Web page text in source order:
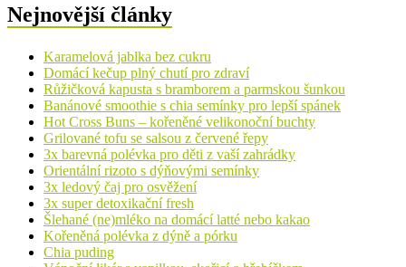
Nejnovější články
Karamelová jablka bez cukru
Domácí kečup plný chutí pro zdraví
Růžičková kapusta s bramborem a parmskou šunkou
Banánové smoothie s chia semínky pro lepší spánek
Hot Cross Buns – kořeněné velikonoční buchty
Grilované tofu se salsou z červené řepy
3x barevná polévka pro děti z vaší zahrádky
Orientální rizoto s dýňovými semínky
3x ledový čaj pro osvěžení
3x super detoxikační fresh
Šlehané (ne)mléko na domácí latté nebo kakao
Kořeněná polévka z dýně a pórku
Chia puding